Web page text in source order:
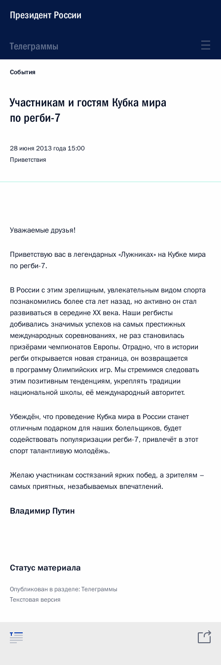
Президент России
Телеграммы
События
Участникам и гостям Кубка мира
по регби-7
28 июня 2013 года 15:00
Приветствия
Уважаемые друзья!
Приветствую вас в легендарных «Лужниках» на Кубке мира
по регби-7.
В России с этим зрелищным, увлекательным видом спорта
познакомились более ста лет назад, но активно он стал
развиваться в середине XX века. Наши регбисты
добивались значимых успехов на самых престижных
международных соревнованиях, не раз становилась
призёрами чемпионатов Европы. Отрадно, что в истории
регби открывается новая страница, он возвращается
в программу Олимпийских игр. Мы стремимся следовать
этим позитивным тенденциям, укреплять традиции
национальной школы, её международный авторитет.
Убеждён, что проведение Кубка мира в России станет
отличным подарком для наших болельщиков, будет
содействовать популяризации регби-7, привлечёт в этот
спорт талантливую молодёжь.
Желаю участникам состязаний ярких побед, а зрителям –
самых приятных, незабываемых впечатлений.
Владимир Путин
Статус материала
Опубликован в разделе:Телеграммы
Текстовая версия